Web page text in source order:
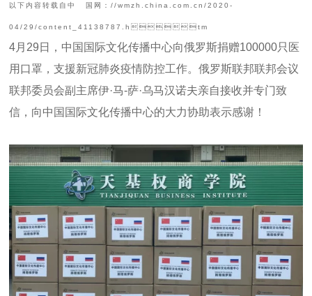
04/29/content_41138787.htm
信，向中国国际文化传播中心的大力协助表示感谢！